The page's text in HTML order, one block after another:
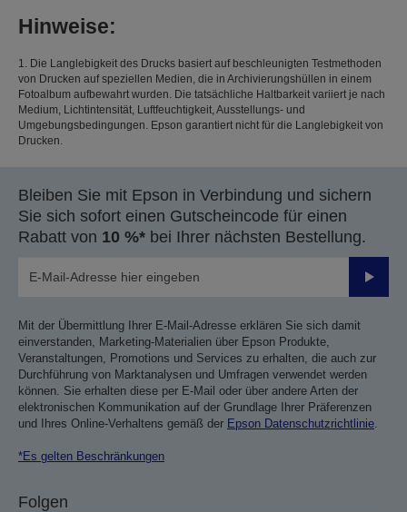
Hinweise:
1. Die Langlebigkeit des Drucks basiert auf beschleunigten Testmethoden
von Drucken auf speziellen Medien, die in Archivierungshüllen in einem
Fotoalbum aufbewahrt wurden. Die tatsächliche Haltbarkeit variiert je nach
Medium, Lichtintensität, Luftfeuchtigkeit, Ausstellungs- und
Umgebungsbedingungen. Epson garantiert nicht für die Langlebigkeit von
Drucken.
Bleiben Sie mit Epson in Verbindung und sichern
Sie sich sofort einen Gutscheincode für einen
Rabatt von 10 %* bei Ihrer nächsten Bestellung.
Mit der Übermittlung Ihrer E-Mail-Adresse erklären Sie sich damit
einverstanden, Marketing-Materialien über Epson Produkte,
Veranstaltungen, Promotions und Services zu erhalten, die auch zur
Durchführung von Marktanalysen und Umfragen verwendet werden
können. Sie erhalten diese per E-Mail oder über andere Arten der
elektronischen Kommunikation auf der Grundlage Ihrer Präferenzen
und Ihres Online-Verhaltens gemäß der Epson Datenschutzrichtlinie
*Es gelten Beschränkungen
Folgen